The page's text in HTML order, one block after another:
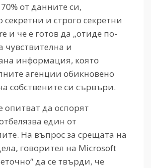
от данните си,
и строго секретни
и че е готов да „отиде по-
чувствителна и
информация, която
агенции обикновено
собствените си сървъри.
опитват да оспорят
един от
На въпрос за срещата на
говорител на Microsoft
да се твърди, че